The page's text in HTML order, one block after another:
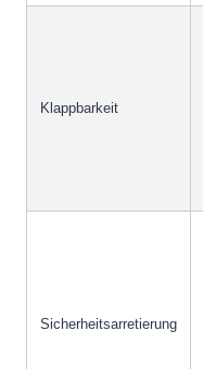
Klappbarkeit
Sicherheitsarretierung